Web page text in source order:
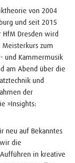
von 2004
und seit 2015
Dresden wird
zum
und Kammermusik
am Abend über die
und
der
»Insights:
neu auf Bekanntes
die
in kreative